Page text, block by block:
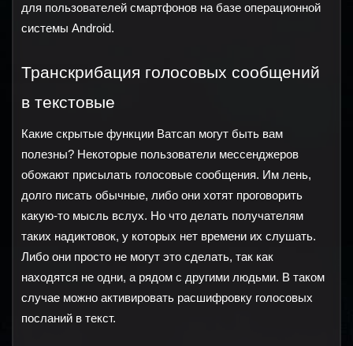
для пользователей смартфонов на базе операционной
системы Android.
Транскрибация голосовых сообщений
в текстовые
Какие скрытые функции Ватсап могут быть вам
полезны? Некоторые пользователи мессенджеров
обожают присылать голосовые сообщения. Им лень,
долго писать обычные, либо они хотят проговорить
какую-то мысль вслух. Но что делать получателям
таких надиктовок, у которых нет времени их слушать.
Либо они просто не могут это сделать, так как
находятся не одни, а рядом с другими людьми. В таком
случае можно активировать расшифровку голосовых
посланий в текст.